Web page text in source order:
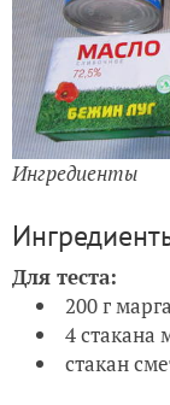
Ингредиенты
Для теста:
200 г
4 стакана
стакан